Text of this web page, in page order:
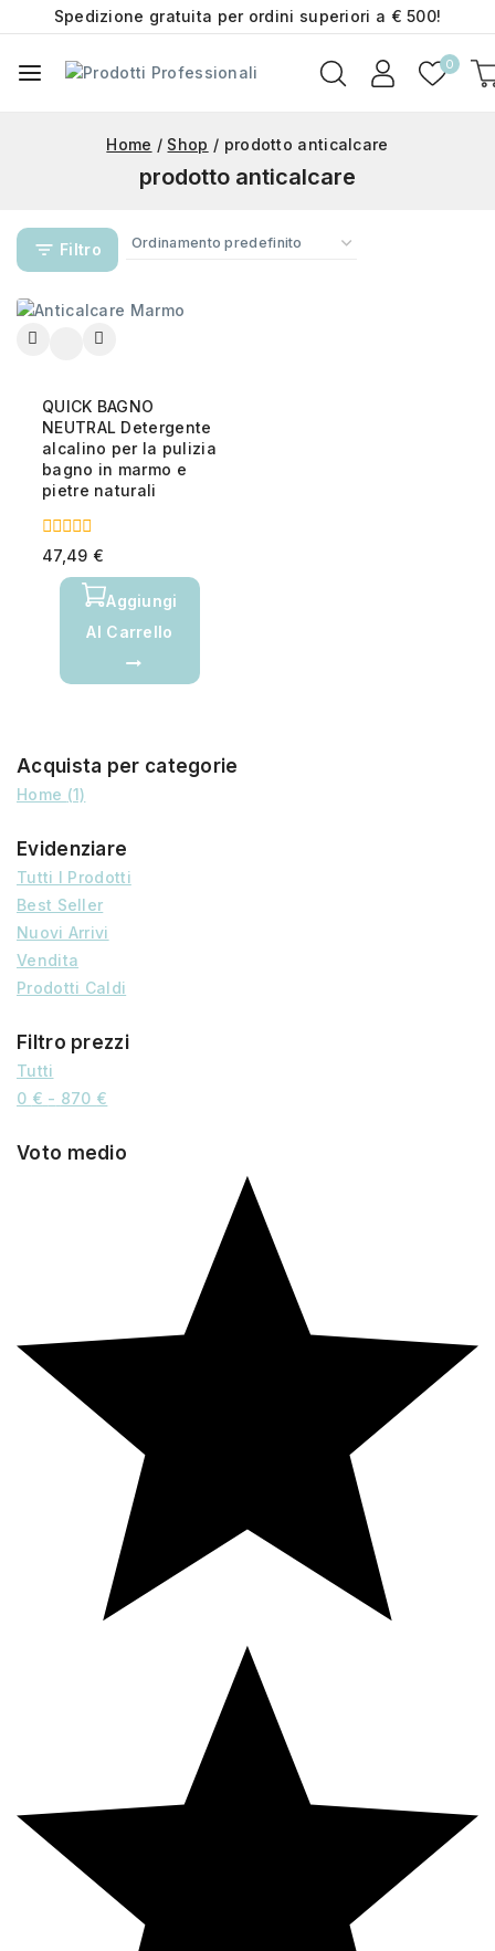
Spedizione gratuita per ordini superiori a € 500!
0
Home / Shop / prodotto anticalcare
prodotto anticalcare
Filtro
QUICK BAGNO
NEUTRAL Detergente
alcalino per la pulizia
bagno in marmo e
pietre naturali
0
out
47,49 €
Aggiungi
Al Carrello
Acquista per categorie
Home (1)
Evidenziare
Tutti I Prodotti
Best Seller
Nuovi Arrivi
Vendita
Prodotti Caldi
Filtro prezzi
Tutti
0 € - 870 €
Voto medio